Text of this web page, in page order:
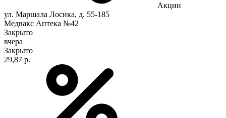
Акции
ул. Маршала Лосика, д. 55-185
Медвакс Аптека №42
Закрыто
вчера
Закрыто
29,87 р.